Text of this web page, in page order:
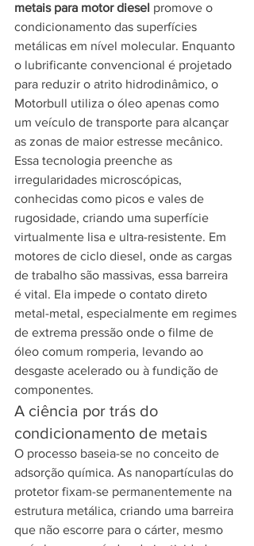
metais para motor diesel promove o
condicionamento das superfícies
metálicas em nível molecular. Enquanto
o lubrificante convencional é projetado
para reduzir o atrito hidrodinâmico, o
Motorbull utiliza o óleo apenas como
um veículo de transporte para alcançar
as zonas de maior estresse mecânico.
Essa tecnologia preenche as
irregularidades microscópicas,
conhecidas como picos e vales de
rugosidade, criando uma superfície
virtualmente lisa e ultra-resistente. Em
motores de ciclo diesel, onde as cargas
de trabalho são massivas, essa barreira
é vital. Ela impede o contato direto
metal-metal, especialmente em regimes
de extrema pressão onde o filme de
óleo comum romperia, levando ao
desgaste acelerado ou à fundição de
componentes.
A ciência por trás do
condicionamento de metais
O processo baseia-se no conceito de
adsorção química. As nanopartículas do
protetor fixam-se permanentemente na
estrutura metálica, criando uma barreira
que não escorre para o cárter, mesmo